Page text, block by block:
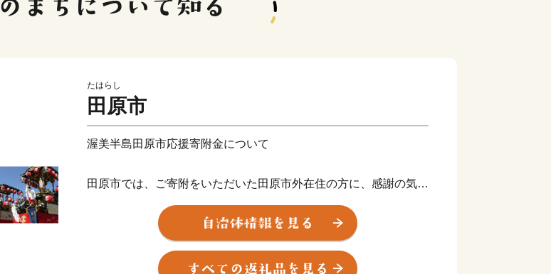
たはらし
田原市
渥美半島田原市応援寄附金について
田原市では、ご寄附をいただいた田原市外在住の方に、感謝の気持
ちとして寄附金額に応じた田原市の特産品等の返礼品をお贈りいた